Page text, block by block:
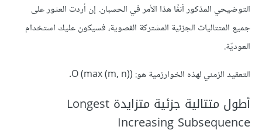
التوضيحي المذكور آنفًا هذا الأمر في الحسبان. إن أردت العثور على
جميع المتتاليات الجزئية المشتركة القصوية، فسيكون عليك استخدام
العوديّة.
التعقيد الزمني لهذه الخوارزمية هو: O (max (m, n))‎‎.
أطول متتالية جزئية متزايدة Longest
Increasing Subsequence